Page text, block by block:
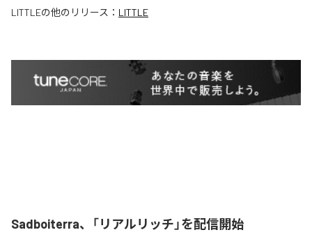
LITTLEの他のリリース： LITTLE
Sadboiterra、「リアルリッチ」を配信開始